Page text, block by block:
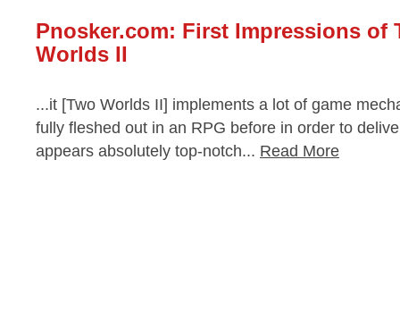
Pnosker.com: First Impressions of
Worlds II
...it [Two Worlds II] implements a lot of game
fully fleshed out in an RPG before in order to
appears absolutely top-notch... Read More